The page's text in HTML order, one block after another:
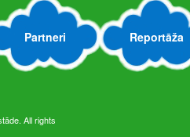
Partneri Reportāža
All rights